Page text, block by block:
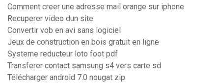
Comment creer une adresse mail orange sur iphone
Recuperer video dun site
Convertir vob en avi sans logiciel
Jeux de construction en bois gratuit en ligne
Systeme reducteur loto foot pdf
Transferer contact samsung s4 vers carte sd
Télécharger android 7.0 nougat zip